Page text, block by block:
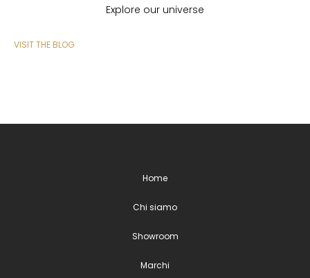
Explore our universe
VISIT THE BLOG
Home
Chi siamo
Showroom
Marchi